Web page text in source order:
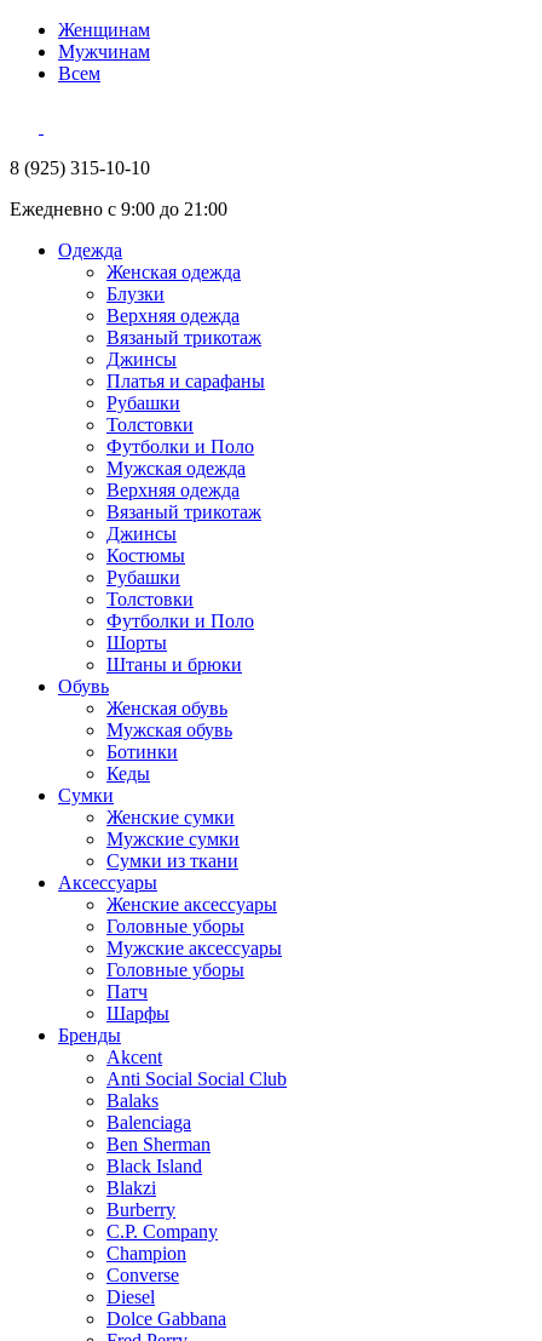
Женщинам
Мужчинам
Всем
8 (925) 315-10-10
Ежедневно с 9:00 до 21:00
Одежда
Женская одежда
Блузки
Верхняя одежда
Вязаный трикотаж
Джинсы
Платья и сарафаны
Рубашки
Толстовки
Футболки и Поло
Мужская одежда
Верхняя одежда
Вязаный трикотаж
Джинсы
Костюмы
Рубашки
Толстовки
Футболки и Поло
Шорты
Штаны и брюки
Обувь
Женская обувь
Мужская обувь
Ботинки
Кеды
Сумки
Женские сумки
Мужские сумки
Сумки из ткани
Аксессуары
Женские аксессуары
Головные уборы
Мужские аксессуары
Головные уборы
Патч
Шарфы
Бренды
Akcent
Anti Social Social Club
Balaks
Balenciaga
Ben Sherman
Black Island
Blakzi
Burberry
C.P. Company
Champion
Converse
Diesel
Dolce Gabbana